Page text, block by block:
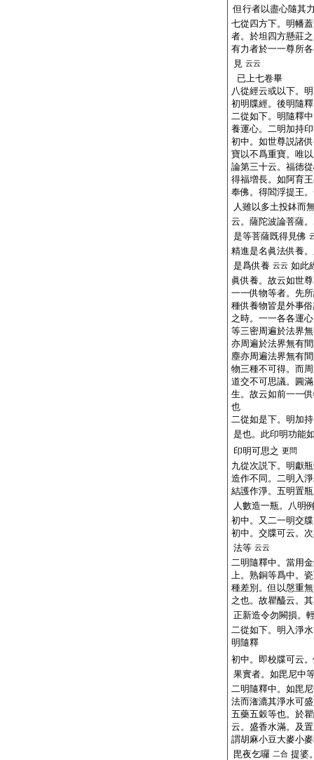
但行者以盡心隨其
七從四方下。明幡
者。於坦四方懸莊
有力者於一一尊所
見 云云
已上七卷畢
八從經云或以下。
初明牒經。後明隨
二從如下。明隨釋
養運心。二明加持
初中。如世尊説諸
寶以不爲重寶。唯
論第三十云。福徳
得福増長。如阿育
奉佛。得閻浮提王
人雖以多土投鉢而
云。薩陀波論菩薩
是等菩薩既得見佛
精進是名眞法供養
是爲供養 云云 如此
眞供養。故云如世
一一供物等者。先
種供養物皆是外事
之時。一一各各運
等三密周遍於法界
亦周遍於法界無有
塵亦周遍法界無有
物三種不可得。而
道交不可思議。圓
生。故云如前一一
也
二從如是下。明加
是也。此印明功能
印明可思之 更問
九從次説下。明獻
造作不同。二明入
結護作淨。五明置
人數造一瓶。八明
初中。又二一明交
初中。交牒可云。
法等 云云
二明隨釋中。當用
上。熟銅等爲中。
種差別。但以慇重
之也。故瞿醯云。
正新造令勿闕損。
二從如下。明入淨
明隨釋
初中。即校牒可云
果實者。如毘尼中
二明隨釋中。如毘
法而潅漉其淨水可
五藥五穀等也。於
云。盛香水滿。及
謂胡麻小豆大麥小
毘夜乞囉 二合 提婆